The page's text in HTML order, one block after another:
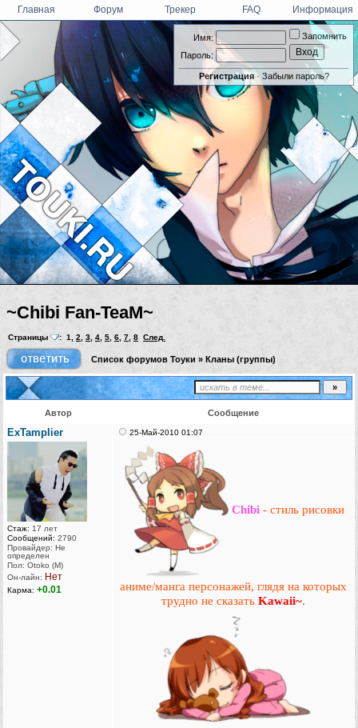
Имя:
Пароль:
Запомнить
Регистрация· Забыли пароль?
Главная Форум Трекер FAQ Информация
~Chibi Fan-TeaM~
Страницы : 1, 2, 3, 4, 5, 6, 7, 8 След.
Список форумов Тоуки » Кланы (группы)
Автор Сообщение
ExTamplier
Стаж: 17 лет
Сообщений: 2790
Провайдер: Не
определен
Пол: Otoko (M)
Он-лайн: Нет
Карма: +0.01
25-Май-2010 01:07
Chibi - стиль рисовки
аниме/манга персонажей, глядя на которых
трудно не сказать Kawaii~.